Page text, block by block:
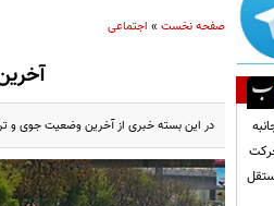
صفحه نخست» اجتماعی
در این بسته خبری از آخرین وضعیت جوی و ترافیکی